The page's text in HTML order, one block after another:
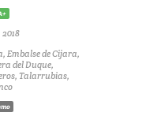
2018
Embalse de Cijara,
del Duque,
Talarrubias,